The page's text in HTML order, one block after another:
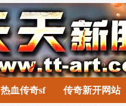
热血传奇sf 传奇新开网站